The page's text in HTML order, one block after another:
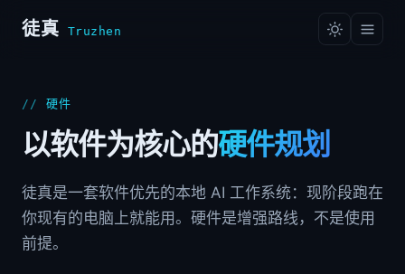
徒真 Truzhen
硬件
以软件为核心的硬件规划
徒真是一套软件优先的本地 AI 工作系统：现阶段跑在
你现有的电脑上就能用。硬件是增强路线，不是使用
前提。